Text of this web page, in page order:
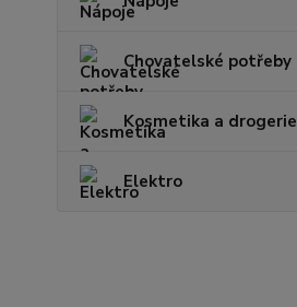
Chovatelské potřeby
Kosmetika a drogerie
Elektro